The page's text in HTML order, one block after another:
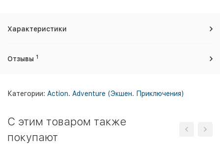
Характеристики
Отзывы 1
Категории: Action. Adventure (Экшен. Приключения)
C этим товаром также
покупают